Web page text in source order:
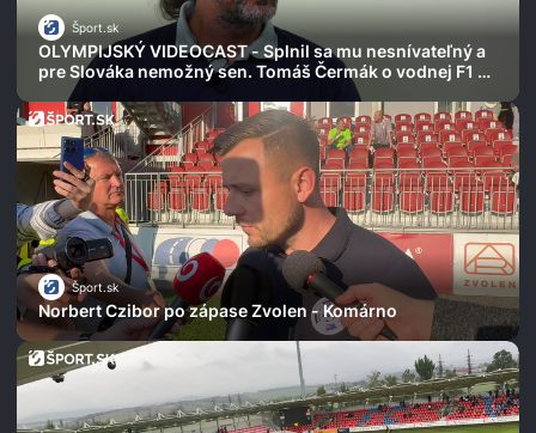
Šport.sk
OLYMPIJSKÝ VIDEOCAST - Splnil sa mu nesnívateľný a
pre Slováka nemožný sen. Tomáš Čermák o vodnej F1 aj
najdlhších pretekoch
Šport.sk
Norbert Czibor po zápase Zvolen - Komárno